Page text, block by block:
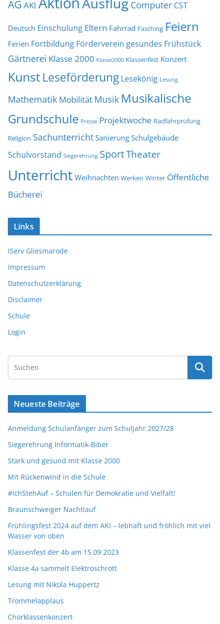
AG AKI Computer CST
Deutsch Einschulung Eltern Fahrrad Fasching Feiern
Ferien Fortbildung Förderverein gesundes Frühstück
Gärtnerei Klasse 2000 Klasse2000 Klassenfest Konzert
KunstLeseförderung Lesekönig Lesung
Mathematik Mobilität Musik Musikalische
Grundschule Presse Projektwoche Radfahrprüfung
Religion Sachunterricht Sanierung Schulgebäude
Schulvorstand Siegerehrung SportTheater
Unterricht Weihnachten Werken Winter Öffentliche
Bücherei
Links
IServ Gliesmarode
Impressum
Datenschutzerklärung
Disclaimer
Schule
Login
Neueste Beiträge
Anmeldung Schulanfänger zum Schuljahr 2027/28
Siegerehrung Informatik-Biber
Stark und gesund mit Klasse 2000
Mit Rückenwind in die Schule
#IchStehAuf – Schulen für Demokratie und Vielfalt!
Braunschweiger Nachtlauf
Frühlingsfest 2024 auf dem AKI – lebhaft und fröhlich mit viel
Wasser von oben
Klassenfest der 4b am 15.09.2023
Klasse 4a sammelt Elektroschrott
Lesung mit Nikola Huppertz
Trommelapplaus
Chorklassenkonzert